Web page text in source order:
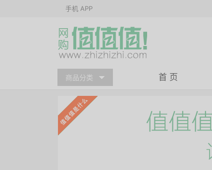
手机 APP
商品分类 首 页